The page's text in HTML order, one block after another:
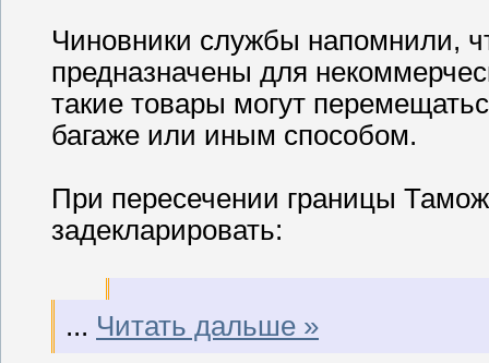
Чиновники службы напомнили,
предназначены для
такие товары могут
багаже или иным способом.
При пересечении границы
задекларировать:
... Читать дальше »